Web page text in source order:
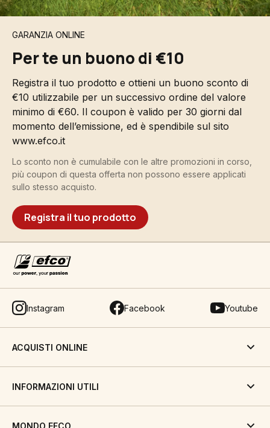
GARANZIA ONLINE
Per te un buono di €10
Registra il tuo prodotto e ottieni un buono sconto di
€10 utilizzabile per un successivo ordine del valore
minimo di €60. Il coupon è valido per 30 giorni dal
momento dell’emissione, ed è spendibile sul sito
www.efco.it
Lo sconto non è cumulabile con le altre promozioni in corso,
più coupon di questa offerta non possono essere applicati
sullo stesso acquisto.
Registra il tuo prodotto
Instagram Facebook Youtube
ACQUISTI ONLINE
INFORMAZIONI UTILI
MONDO EFCO